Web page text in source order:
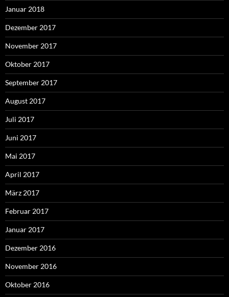
Januar 2018
Dezember 2017
November 2017
Oktober 2017
September 2017
August 2017
Juli 2017
Juni 2017
Mai 2017
April 2017
März 2017
Februar 2017
Januar 2017
Dezember 2016
November 2016
Oktober 2016